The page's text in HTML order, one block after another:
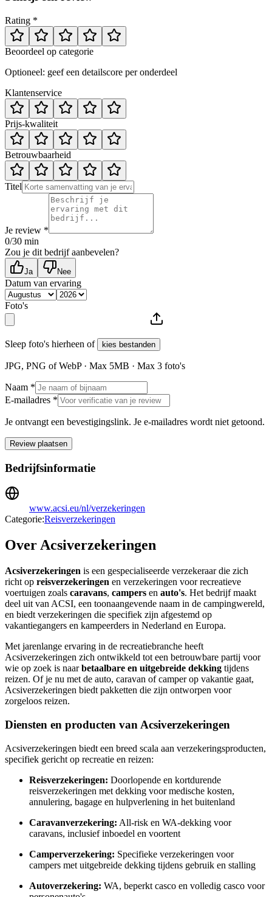
Rating *
Beoordeel op categorie
Optioneel: geef een detailscore per onderdeel
Klantenservice
Prijs-kwaliteit
Betrouwbaarheid
Titel
Je review *
0/30 min
Zou je dit bedrijf aanbevelen?
Ja Nee
Datum van ervaring
Foto's
Sleep foto's hierheen of kies bestanden
JPG, PNG of WebP · Max 5MB · Max 3 foto's
Naam *
E-mailadres *
Je ontvangt een bevestigingslink. Je e-mailadres wordt niet getoond.
Review plaatsen
Bedrijfsinformatie
www.acsi.eu/nl/verzekeringen
Categorie:Reisverzekeringen
Over Acsiverzekeringen
Acsiverzekeringen is een gespecialiseerde verzekeraar die zich
richt op reisverzekeringen en verzekeringen voor recreatieve
voertuigen zoals caravans, campers en auto's. Het bedrijf maakt
deel uit van ACSI, een toonaangevende naam in de campingwereld,
en biedt verzekeringen die specifiek zijn afgestemd op
vakantiegangers en kampeerders in Nederland en Europa.
Met jarenlange ervaring in de recreatiebranche heeft
Acsiverzekeringen zich ontwikkeld tot een betrouwbare partij voor
wie op zoek is naarbetaalbare en uitgebreide dekking tijdens
reizen. Of je nu met de auto, caravan of camper op vakantie gaat,
Acsiverzekeringen biedt pakketten die zijn ontworpen voor
zorgeloos reizen.
Diensten en producten van Acsiverzekeringen
Acsiverzekeringen biedt een breed scala aan verzekeringsproducten,
specifiek gericht op recreatie en reizen:
Reisverzekeringen: Doorlopende en kortdurende
reisverzekeringen met dekking voor medische kosten,
annulering, bagage en hulpverlening in het buitenland
Caravanverzekering: All-risk en WA-dekking voor
caravans, inclusief inboedel en voortent
Camperverzekering: Specifieke verzekeringen voor
campers met uitgebreide dekking tijdens gebruik en stalling
Autoverzekering: WA, beperkt casco en volledig casco voor